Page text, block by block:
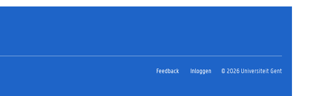
Feedback Inloggen © 2026 Universiteit Gent